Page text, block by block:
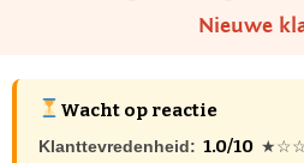
Nieuwe
Wacht op reactie
Klanttevredenheid: 1.0/10